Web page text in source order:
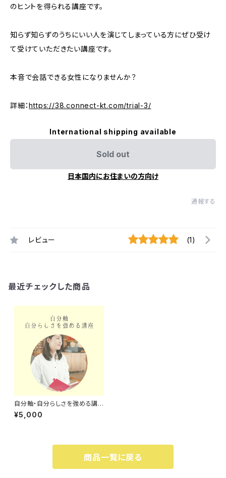
のヒントを得られる講座です。
知らず知らずのうちにいい人を演じてしまっている方にぜひ受け
て受けていただきたい講座です。
本音で会話できる女性になりませんか？
詳細：https://38.connect-kt.com/trial-3/
International shipping available
Sold out
日本国内にお住まいの方向け
通報する
レビュー (1)
最近チェックした商品
自分軸・自分らしさを強める講
座
¥5,000
商品一覧に戻る